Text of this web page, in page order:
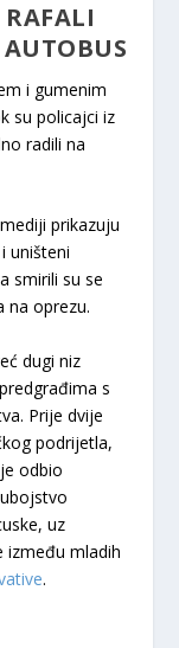
i gumenim
su policajci iz
radili na
prikazuju
uništeni
smirili su se
na oprezu.
dugi niz
s
Prije dvije
podrijetla,
odbio
uz
između mladih
.